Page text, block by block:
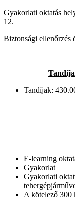
Gyakorlati oktatás
12.
Biztonsági ellenőrzés
Tandíjak:
E-learning
Gyakorlat
Gyakorlati
A kötelező 300